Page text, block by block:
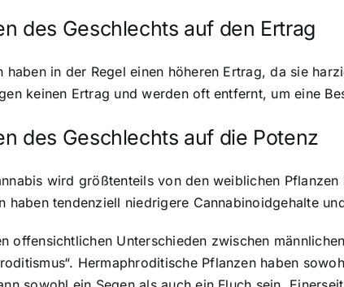
des Geschlechts auf den Ertrag
haben in der Regel einen höheren Ertrag, da sie
keinen Ertrag und werden oft entfernt, um eine
des Geschlechts auf die Potenz
wird größtenteils von den weiblichen
haben tendenziell niedrigere Cannabinoidgehalte
offensichtlichen Unterschieden zwischen
Hermaphroditische Pflanzen haben